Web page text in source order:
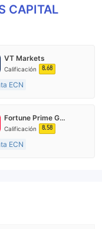
CAPITAL
VT Markets
Calificación 8.68
ECN
en Australia
Fortune Prime Global
Calificación 8.58
ECN